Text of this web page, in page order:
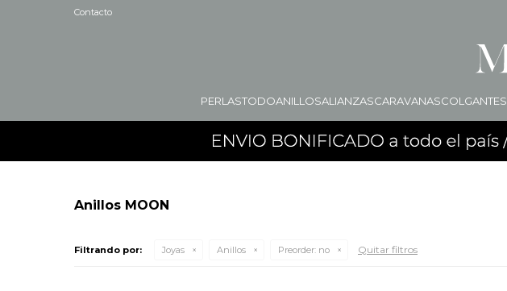
PERLASTODOANILLOSALIANZASCARAVANASCOLGANTES
Contacto
Anillos MOON
Filtrando por: Joyas Anillos Preorder: no Quitar filtros